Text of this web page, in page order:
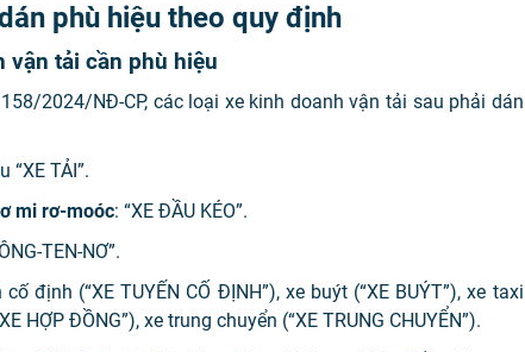
phù hiệu theo quy định
vận tải cần phù hiệu
2024/NĐ-CP, các loại xe kinh doanh vận tải sau phải dán
“XE TẢI”.
mi rơ-moóc: “XE ĐẦU KÉO”.
TEN-NƠ”.
cố định (“XE TUYẾN CỐ ĐỊNH”), xe buýt (“XE BUÝT”), xe taxi
HỢP ĐỒNG”), xe trung chuyển (“XE TRUNG CHUYỂN”).